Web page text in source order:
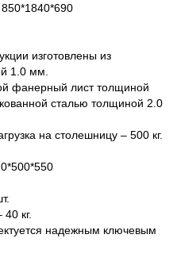
изготовлены из
1.0 мм.
фанерный лист толщиной
сталью толщиной 2.0
на столешницу – 500 кг.
кг.
надежным ключевым